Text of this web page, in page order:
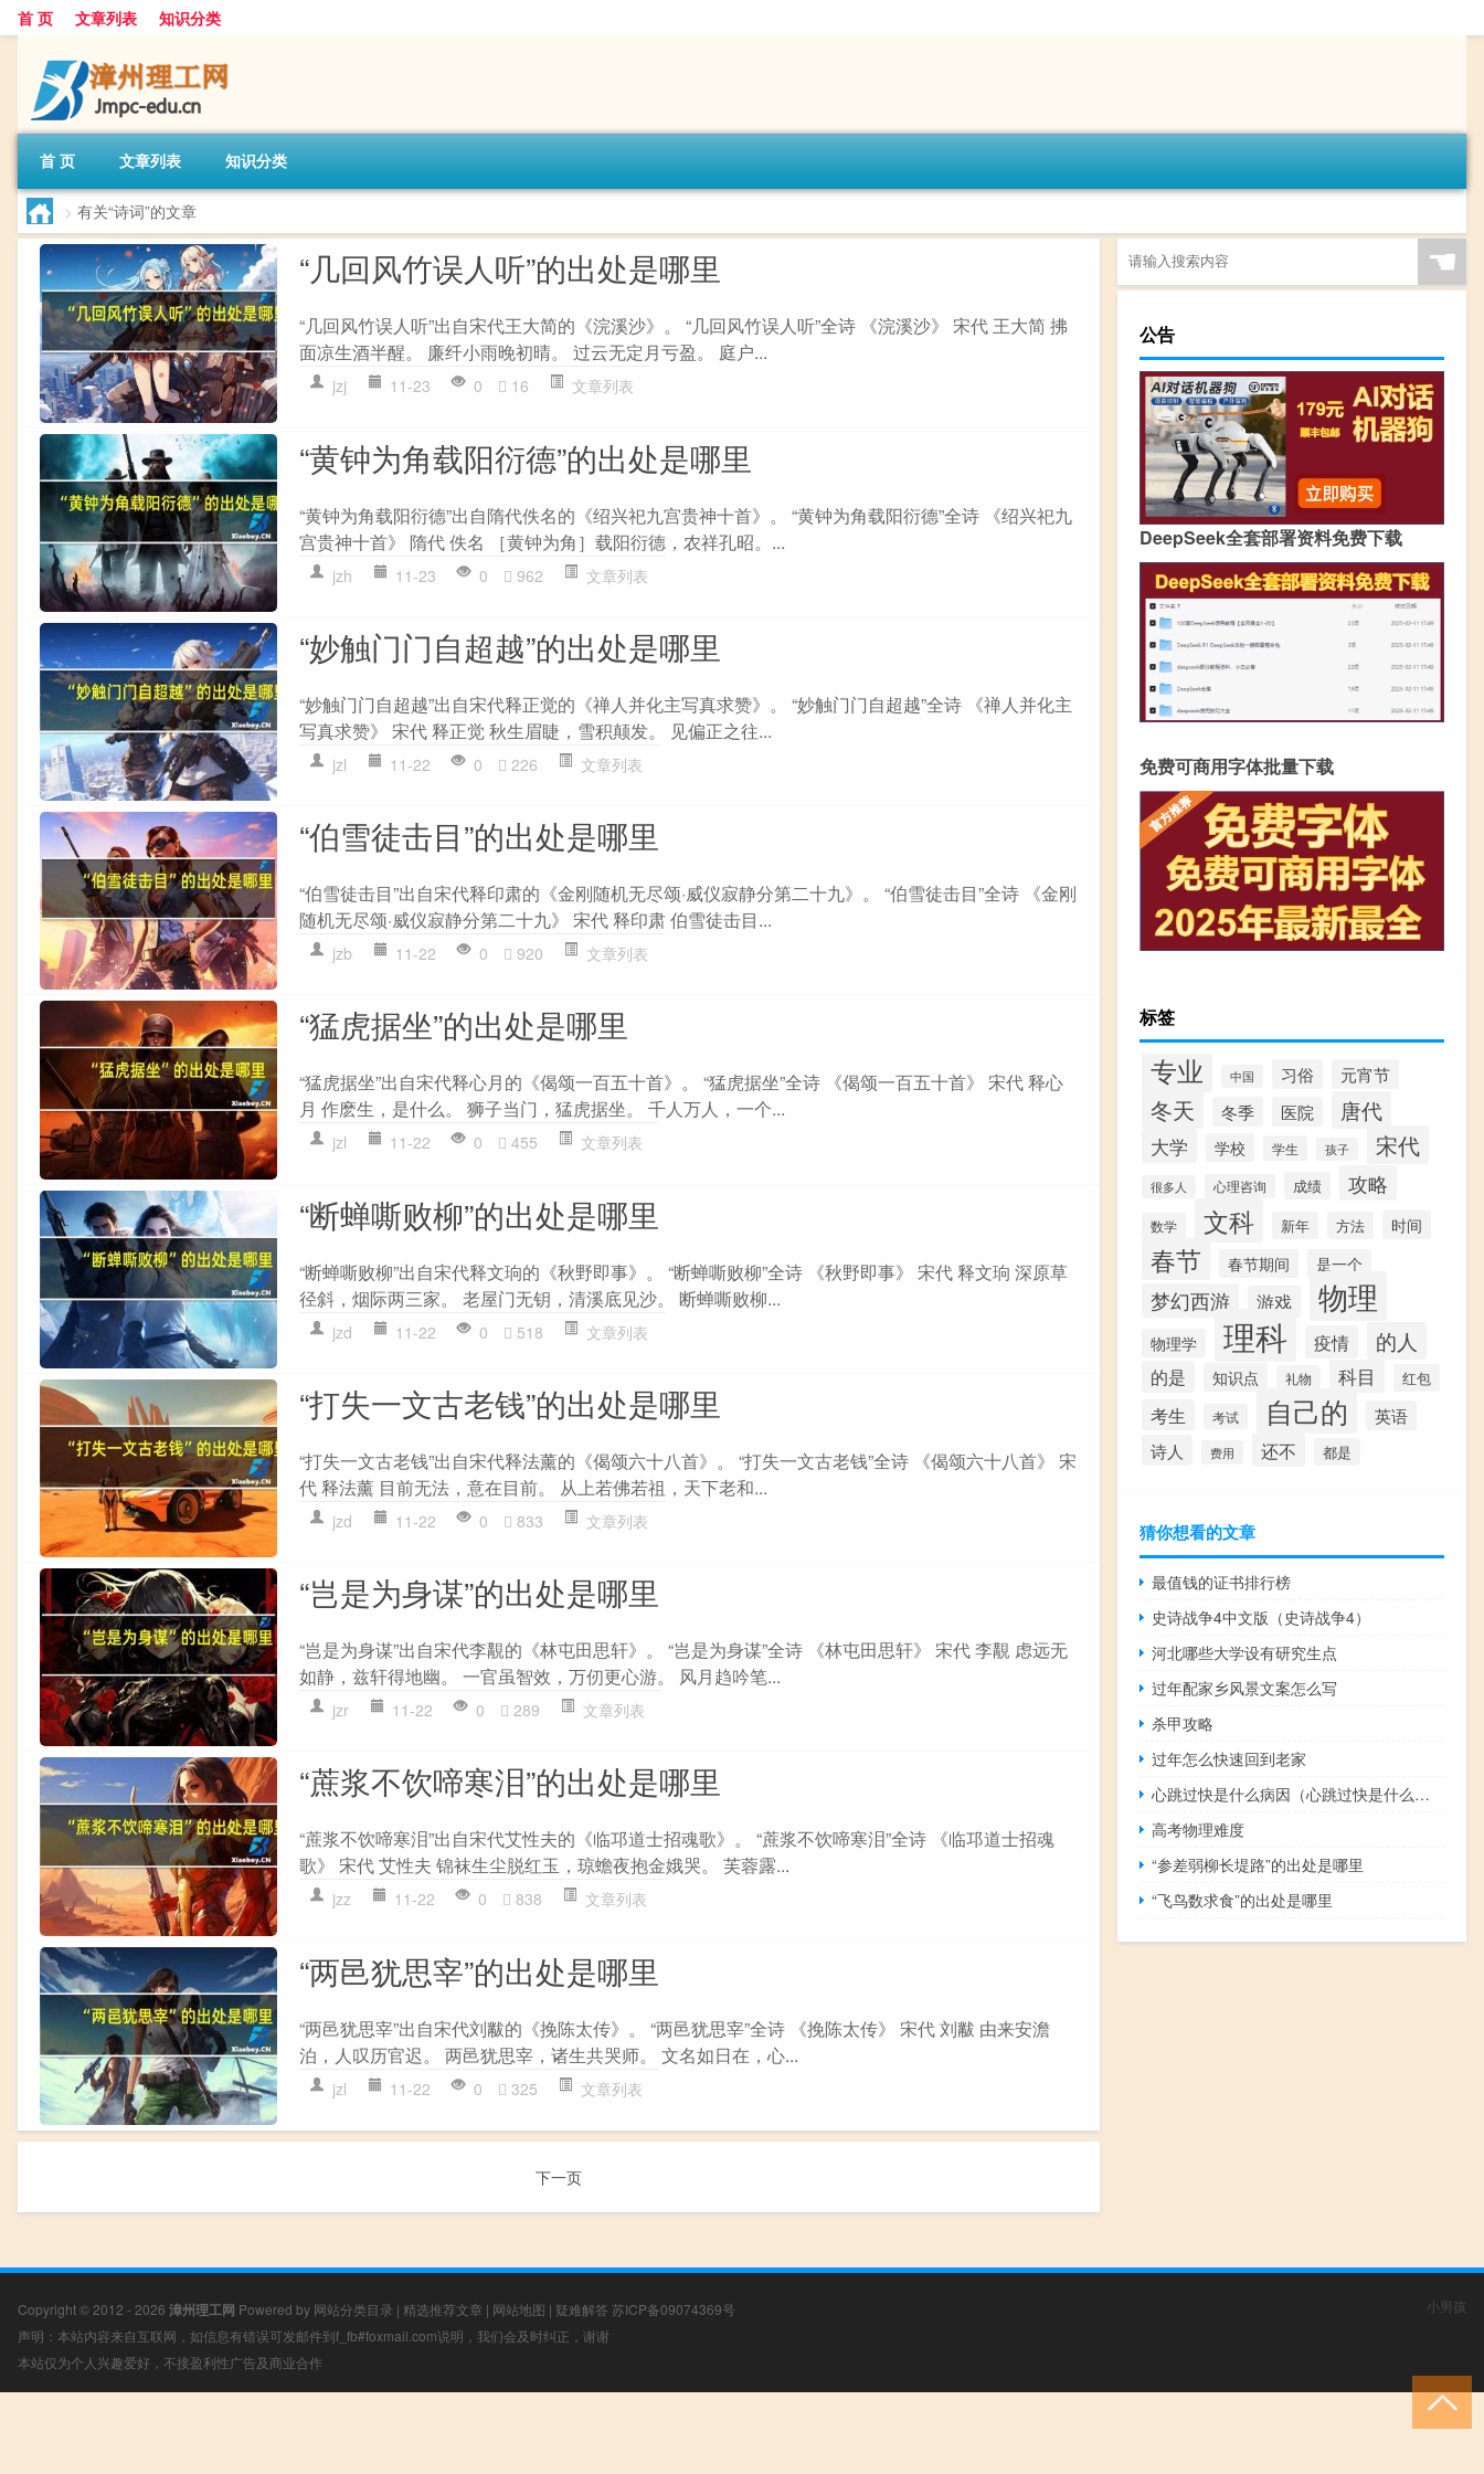
首 页 文章列表 知识分类
首 页 文章列表 知识分类
> 有关“诗词”的文章
“几回风竹误人听”的出处是哪里
“几回风竹误人听”出自宋代王大简的《浣溪沙》。 “几回风竹误人听”全诗 《浣溪沙》 宋代 王大简 拂
面凉生酒半醒。 廉纤小雨晚初晴。 过云无定月亏盈。 庭户...
jzj 11-23 0 16 文章列表
“黄钟为角载阳衍德”的出处是哪里
“黄钟为角载阳衍德”出自隋代佚名的《绍兴祀九宫贵神十首》。 “黄钟为角载阳衍德”全诗 《绍兴祀九
宫贵神十首》 隋代 佚名 ［黄钟为角］载阳衍德，农祥孔昭。...
jzh 11-23 0 962 文章列表
“妙触门门自超越”的出处是哪里
“妙触门门自超越”出自宋代释正觉的《禅人并化主写真求赞》。 “妙触门门自超越”全诗 《禅人并化主
写真求赞》 宋代 释正觉 秋生眉睫，雪积颠发。 见偏正之往...
jzl 11-22 0 226 文章列表
“伯雪徒击目”的出处是哪里
“伯雪徒击目”出自宋代释印肃的《金刚随机无尽颂·威仪寂静分第二十九》。 “伯雪徒击目”全诗 《金刚
随机无尽颂·威仪寂静分第二十九》 宋代 释印肃 伯雪徒击目...
jzb 11-22 0 920 文章列表
“猛虎据坐”的出处是哪里
“猛虎据坐”出自宋代释心月的《偈颂一百五十首》。 “猛虎据坐”全诗 《偈颂一百五十首》 宋代 释心
月 作麽生，是什么。 狮子当门，猛虎据坐。 千人万人，一个...
jzl 11-22 0 455 文章列表
“断蝉嘶败柳”的出处是哪里
“断蝉嘶败柳”出自宋代释文珦的《秋野即事》。 “断蝉嘶败柳”全诗 《秋野即事》 宋代 释文珦 深原草
径斜，烟际两三家。 老屋门无钥，清溪底见沙。 断蝉嘶败柳...
jzd 11-22 0 518 文章列表
“打失一文古老钱”的出处是哪里
“打失一文古老钱”出自宋代释法薰的《偈颂六十八首》。 “打失一文古老钱”全诗 《偈颂六十八首》 宋
代 释法薰 目前无法，意在目前。 从上若佛若祖，天下老和...
jzd 11-22 0 833 文章列表
“岂是为身谋”的出处是哪里
“岂是为身谋”出自宋代李覯的《林屯田思轩》。 “岂是为身谋”全诗 《林屯田思轩》 宋代 李覯 虑远无
如静，兹轩得地幽。 一官虽智效，万仞更心游。 风月趋吟笔...
jzr 11-22 0 289 文章列表
“蔗浆不饮啼寒泪”的出处是哪里
“蔗浆不饮啼寒泪”出自宋代艾性夫的《临邛道士招魂歌》。 “蔗浆不饮啼寒泪”全诗 《临邛道士招魂
歌》 宋代 艾性夫 锦袜生尘脱红玉，琼蟾夜抱金娥哭。 芙蓉露...
jzz 11-22 0 838 文章列表
“两邑犹思宰”的出处是哪里
“两邑犹思宰”出自宋代刘黻的《挽陈太传》。 “两邑犹思宰”全诗 《挽陈太传》 宋代 刘黻 由来安澹
泊，人叹历官迟。 两邑犹思宰，诸生共哭师。 文名如日在，心...
jzl 11-22 0 325 文章列表
下一页
☚
公告
DeepSeek全套部署资料免费下载
免费可商用字体批量下载
标签
专业 中国 习俗 元宵节
冬天 冬季 医院 唐代
大学 学校 学生 孩子 宋代
很多人 心理咨询 成绩 攻略
数学 文科 新年 方法 时间
春节 春节期间 是一个
梦幻西游 游戏 物理
物理学 理科 疫情 的人
的是 知识点 礼物 科目 红包
考生 考试 自己的 英语
诗人 费用 还不 都是
猜你想看的文章
最值钱的证书排行榜
史诗战争4中文版（史诗战争4）
河北哪些大学设有研究生点
过年配家乡风景文案怎么写
杀甲攻略
过年怎么快速回到老家
心跳过快是什么病因（心跳过快是什么病）
高考物理难度
“参差弱柳长堤路”的出处是哪里
“飞鸟数求食”的出处是哪里
Copyright © 2012 - 2026 漳州理工网 Powered by 网站分类目录 | 精选推荐文章 | 网站地图 | 疑难解答 苏ICP备09074369号
声明：本站内容来自互联网，如信息有错误可发邮件到f_fb#foxmail.com说明，我们会及时纠正，谢谢
本站仅为个人兴趣爱好，不接盈利性广告及商业合作
小男孩